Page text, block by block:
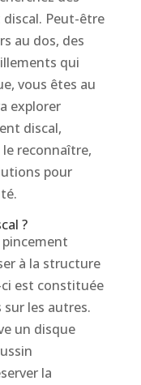
Peut-être
au dos, des
qui
vous êtes au
explorer
discal,
reconnaître,
pour
?
pincement
à la structure
est constituée
sur les autres.
un disque
la